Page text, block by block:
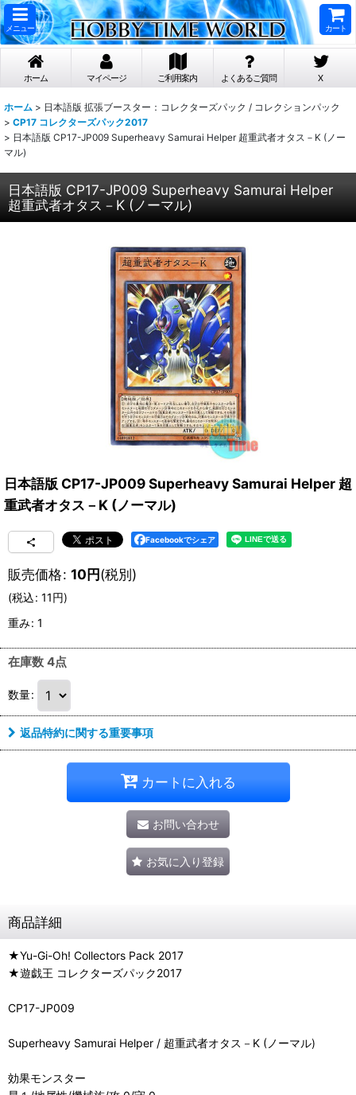
メニュー カート
ホーム マイページ ご利用案内 よくあるご質問 X
ホーム > 日本語版 拡張ブースター：コレクターズパック / コレクションパック
> CP17 コレクターズパック2017
> 日本語版 CP17-JP009 Superheavy Samurai Helper 超重武者オタス－K (ノー
マル)
日本語版 CP17-JP009 Superheavy Samurai Helper
超重武者オタス－K (ノーマル)
日本語版 CP17-JP009 Superheavy Samurai Helper 超
重武者オタス－K (ノーマル)
Facebookでシェア
販売価格: 10円(税別)
(税込: 11円)
重み: 1
在庫数 4点
数量:
返品特約に関する重要事項
カートに入れる
お問い合わせ
お気に入り登録
商品詳細
★Yu-Gi-Oh! Collectors Pack 2017
★遊戯王 コレクターズパック2017
CP17-JP009
Superheavy Samurai Helper / 超重武者オタス－K (ノーマル)
効果モンスター